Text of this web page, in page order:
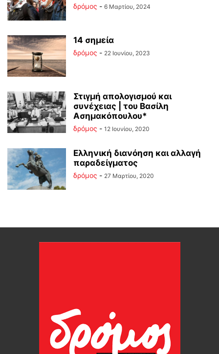
δρόμος - 6 Μαρτίου, 2024
14 σημεία
δρόμος - 22 Ιουνίου, 2023
Στιγμή απολογισμού και
συνέχειας | του Βασίλη
Ασημακόπουλου*
δρόμος - 12 Ιουνίου, 2020
Ελληνική διανόηση και αλλαγή
παραδείγματος
δρόμος - 27 Μαρτίου, 2020